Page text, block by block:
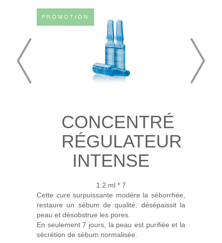
PROMOTION
CONCENTRÉ
RÉGULATEUR
INTENSE
1.2 ml * 7
Cette cure surpuissante modère la séborrhée,
restaure un sébum de qualité, désépaissit la
peau et désobstrue les pores.
En seulement 7 jours, la peau est purifiée et la
sécrétion de sébum normalisée.